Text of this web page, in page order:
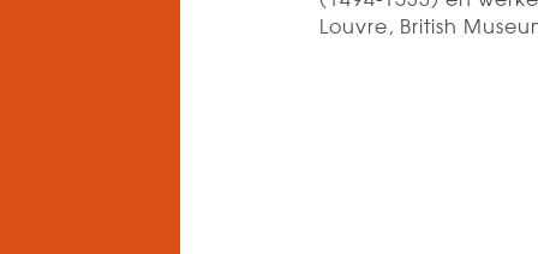
Louvre, British